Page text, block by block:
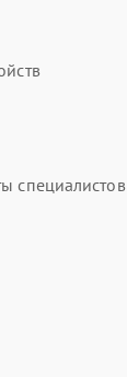
специалистов